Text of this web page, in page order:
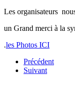
Les organisateurs
un Grand merci à la
.les Photos ICI
Précédent
Suivant